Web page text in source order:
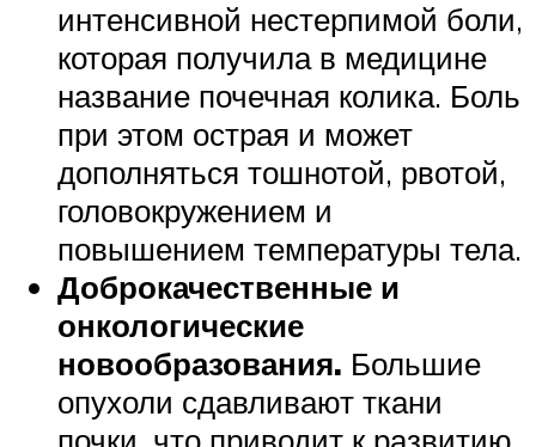
интенсивной нестерпимой боли,
которая получила в медицине
название почечная колика. Боль
при этом острая и может
дополняться тошнотой, рвотой,
головокружением и
повышением температуры тела.
Доброкачественные и
онкологические
новообразования. Большие
опухоли сдавливают ткани